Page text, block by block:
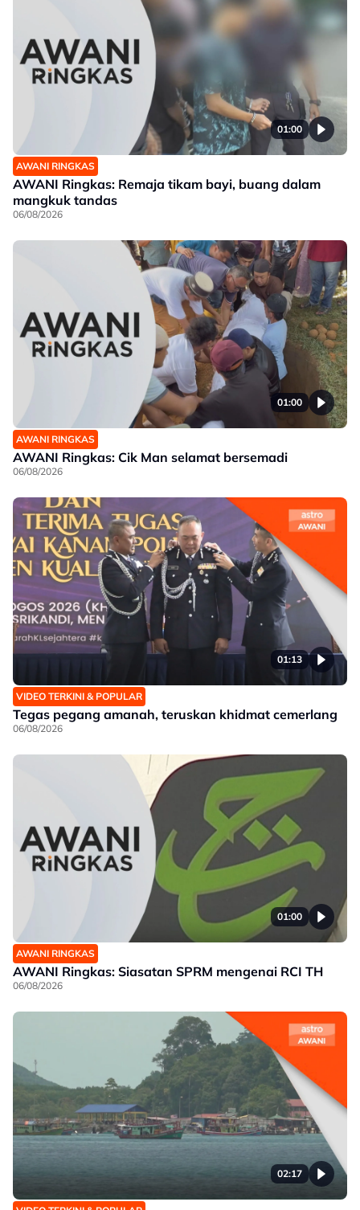
01:00
AWANI RINGKAS
AWANI Ringkas: Remaja tikam bayi, buang dalam
mangkuk tandas
06/08/2026
01:00
AWANI RINGKAS
AWANI Ringkas: Cik Man selamat bersemadi
06/08/2026
01:13
VIDEO TERKINI & POPULAR
Tegas pegang amanah, teruskan khidmat cemerlang
06/08/2026
01:00
AWANI RINGKAS
AWANI Ringkas: Siasatan SPRM mengenai RCI TH
06/08/2026
02:17